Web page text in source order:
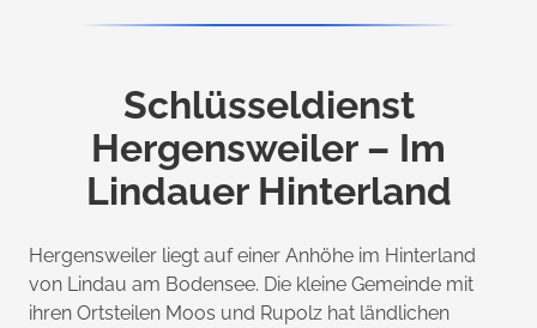
Schlüsseldienst
Hergensweiler – Im
Lindauer Hinterland
Hergensweiler liegt auf einer Anhöhe im Hinterland
von Lindau am Bodensee. Die kleine Gemeinde mit
ihren Ortsteilen Moos und Rupolz hat ländlichen